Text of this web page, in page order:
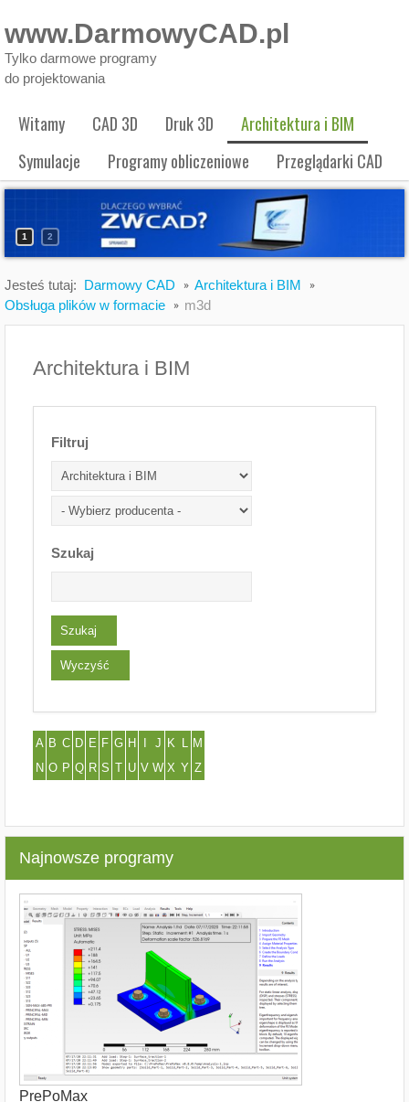
www.DarmowyCAD.pl
Tylko darmowe programy
do projektowania
Witamy CAD 3D Druk 3D
Architektura i BIM
Symulacje
Programy obliczeniowe Przeglądarki CAD
1 2
Jesteś tutaj: Darmowy CAD
Architektura i BIM
Obsługa plików w formacie
m3d
Architektura i BIM
Filtruj
Szukaj
A B C D E F G H J K
M
N O P Q R S T U V W X Y Z
Najnowsze programy
PrePoMax